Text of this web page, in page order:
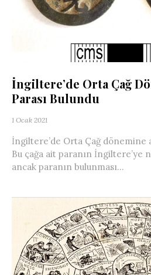
İngiltere’de Orta Çağ
Parası Bulundu
1 Ocak 2021
İngiltere’de Orta Çağ dönemine
Bu çağa ait paranın İngiltere’ye
ancak paranın bulunması...